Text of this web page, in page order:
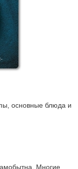
основные блюда и
Многие